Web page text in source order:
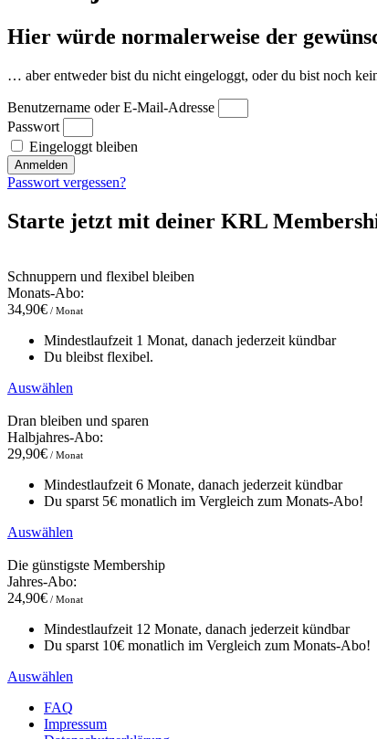
Hier würde normalerweise der
… aber entweder bist du nicht eingeloggt, oder du bist noch
Benutzername oder E-Mail-Adresse
Passwort
Eingeloggt bleiben
Anmelden
Passwort vergessen?
Starte jetzt mit deiner KRL
Schnuppern und flexibel bleiben
Monats-Abo:
34,90€ / Monat
Mindestlaufzeit 1 Monat, danach jederzeit kündbar
Du bleibst flexibel.
Auswählen
Dran bleiben und sparen
Halbjahres-Abo:
29,90€ / Monat
Mindestlaufzeit 6 Monate, danach jederzeit kündbar
Du sparst 5€ monatlich im Vergleich zum Monats-Abo!
Auswählen
Die günstigste Membership
Jahres-Abo:
24,90€ / Monat
Mindestlaufzeit 12 Monate, danach jederzeit kündbar
Du sparst 10€ monatlich im Vergleich zum Monats-Abo!
Auswählen
FAQ
Impressum